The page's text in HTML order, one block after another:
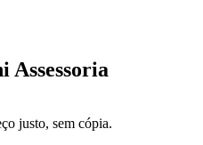
Assessoria
justo, sem cópia.